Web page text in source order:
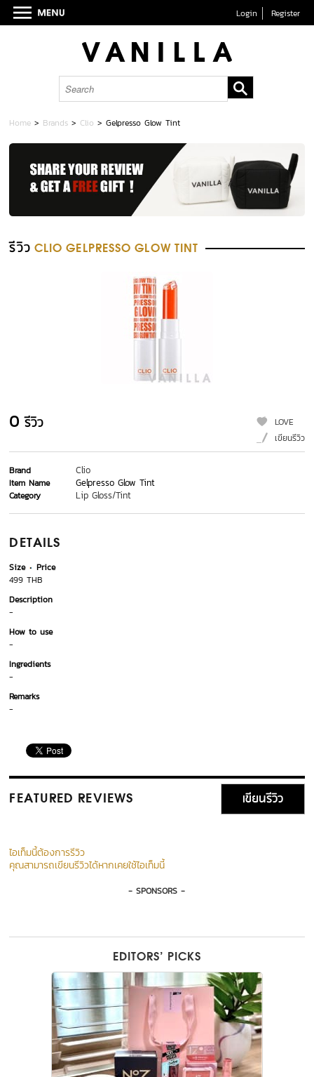
Login Register
Home > Brands > Clio >Gelpresso Glow Tint
รีวิว CLIO GELPRESSO GLOW TINT
0 รีวิว
LOVE
เขียนรีวิว
Brand Clio
Item Name Gelpresso Glow Tint
Category Lip Gloss/Tint
DETAILS
Size
Price
499 THB
Description
-
How to use
-
Ingredients
-
Remarks
-
FEATURED REVIEWS เขียนรีวิว
ไอเท็มนี้ต้องการรีวิว
คุณสามารถเขียนรีวิวได้หากเคยใช้ไอเท็มนี้
- SPONSORS -
EDITORS’ PICKS